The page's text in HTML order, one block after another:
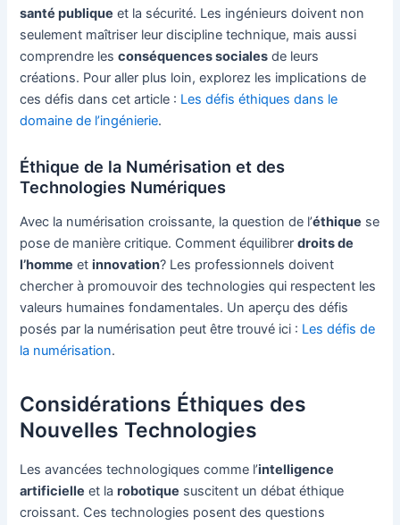
santé publique et la sécurité. Les ingénieurs doivent non
seulement maîtriser leur discipline technique, mais aussi
comprendre lesconséquences sociales de leurs
créations. Pour aller plus loin, explorez les implications de
ces défis dans cet article : Les défis éthiques dans le
domaine de l’ingénierie.
Éthique de la Numérisation et des
Technologies Numériques
Avec la numérisation croissante, la question de l’éthique se
pose de manière critique. Comment équilibrerdroits de
l’homme etinnovation? Les professionnels doivent
chercher à promouvoir des technologies qui respectent les
valeurs humaines fondamentales. Un aperçu des défis
posés par la numérisation peut être trouvé ici : Les défis de
la numérisation.
Considérations Éthiques des
Nouvelles Technologies
Les avancées technologiques comme l’intelligence
artificielle et larobotique suscitent un débat éthique
croissant. Ces technologies posent des questions